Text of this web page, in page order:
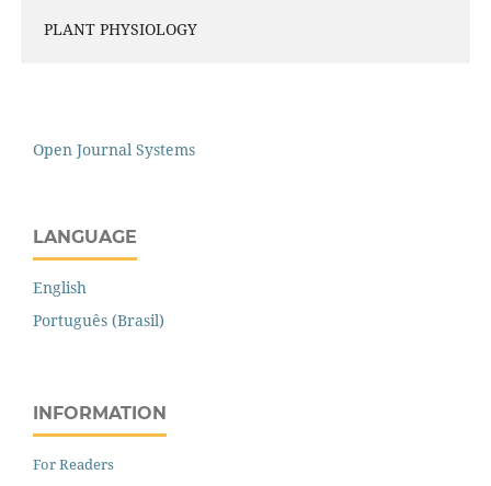
PLANT PHYSIOLOGY
Open Journal Systems
LANGUAGE
English
Português (Brasil)
INFORMATION
For Readers